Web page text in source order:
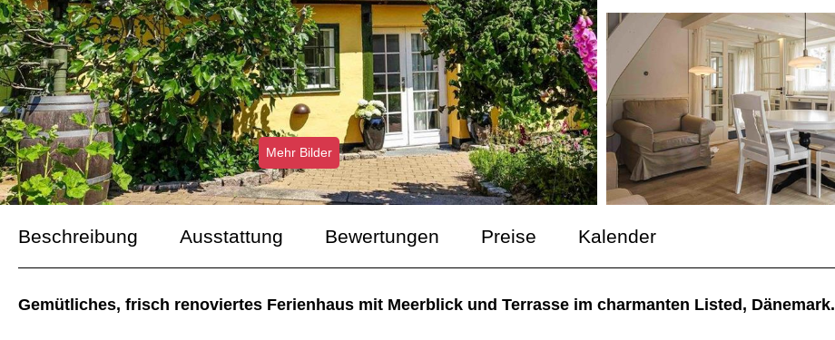
Mehr Bilder
Beschreibung Ausstattung Bewertungen Preise Kalender
Gemütliches, frisch renoviertes Ferienhaus mit Meerblick und Terrasse im charmanten Listed, Dänemark.